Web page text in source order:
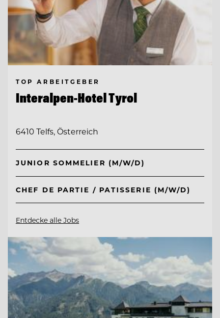
TOP ARBEITGEBER
Interalpen-Hotel Tyrol
6410 Telfs, Österreich
JUNIOR SOMMELIER (M/W/D)
CHEF DE PARTIE / PATISSERIE (M/W/D)
Entdecke alle Jobs